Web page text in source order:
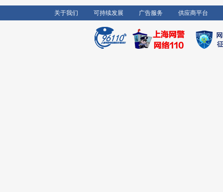
关于我们 可持续发展 广告服务 供应商平台